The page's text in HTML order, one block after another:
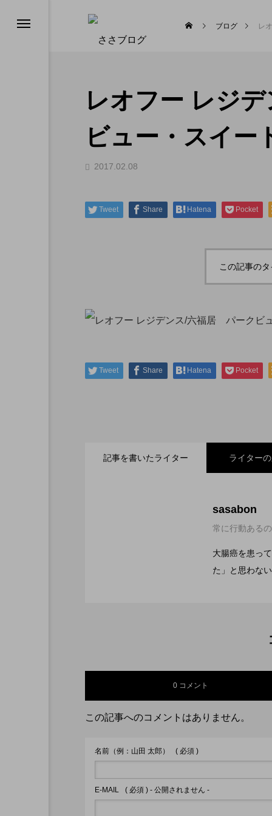
ブログ レ
レオフー レジ
ビュー・スイー
2017.02.08
Tweet Share Hatena Pocket
この記事の
Tweet Share Hatena Pocket
記事を書いたライター ライター
sasabon
常に行動ある
大腸癌を患っ
た」と思わな
0 コメント
この記事へのコメントはありません。
名前（例：山田 太郎） ( 必須 )
E-MAIL ( 必須 ) - 公開されません -